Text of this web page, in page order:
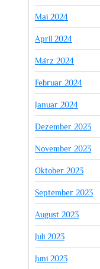
Mai 2024
April 2024
März 2024
Februar 2024
Januar 2024
Dezember 2023
November 2023
Oktober 2023
September 2023
August 2023
Juli 2023
Juni 2023